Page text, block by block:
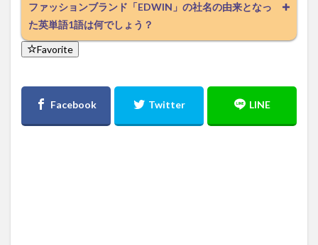
ファッションブランド「EDWIN」の社名の由来となっ
た英単語1語は何でしょう？
Favorite